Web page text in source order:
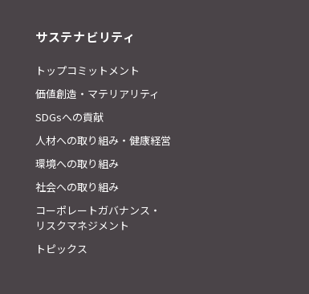
サステナビリティ
トップコミットメント
価値創造・マテリアリティ
SDGsへの貢献
人材への取り組み・健康経営
環境への取り組み
社会への取り組み
コーポレートガバナンス・
リスクマネジメント
トピックス